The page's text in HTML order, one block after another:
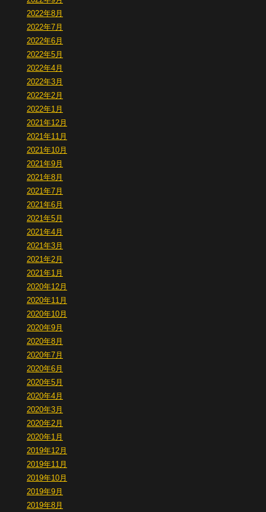
2022年8月
2022年7月
2022年6月
2022年5月
2022年4月
2022年3月
2022年2月
2022年1月
2021年12月
2021年11月
2021年10月
2021年9月
2021年8月
2021年7月
2021年6月
2021年5月
2021年4月
2021年3月
2021年2月
2021年1月
2020年12月
2020年11月
2020年10月
2020年9月
2020年8月
2020年7月
2020年6月
2020年5月
2020年4月
2020年3月
2020年2月
2020年1月
2019年12月
2019年11月
2019年10月
2019年9月
2019年8月